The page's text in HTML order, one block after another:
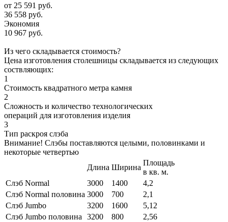
от 25 591 руб.
36 558 руб.
Экономия
10 967 руб.
Из чего складывается стоимость?
Цена изготовления столешницы складывается из следующих
соствляющих:
1
Стоимость квадратного метра камня
2
Сложность и количество технологических
операций для изготовления изделия
3
Тип раскроя слэба
Внимание! Слэбы поставляются целыми, половинками и
некоторые четвертью
Длина Ширина
Площадь
в кв. м.
Слэб Normal
3000 1400
4,2
Слэб Normal половина 3000 700
2,1
Слэб Jumbo
3200 1600
5,12
Слэб Jumbo половина
3200 800
2,56